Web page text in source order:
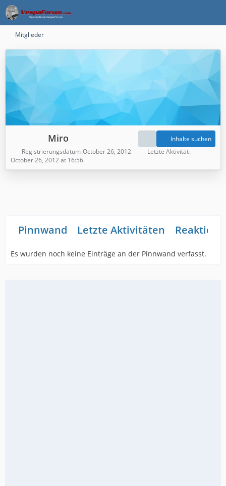
Mitglieder
Miro
Inhalte suchen
Registrierungsdatum October 26, 2012
Letzte Aktivität
October 26, 2012 at 16:56
Pinnwand Letzte Aktivitäten
Es wurden noch keine Einträge an der Pinnwand verfasst.